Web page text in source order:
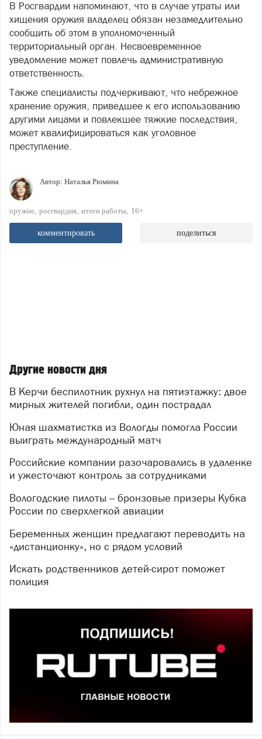
В Росгвардии напоминают, что в случае утраты или
хищения оружия владелец обязан незамедлительно
сообщить об этом в уполномоченный
территориальный орган. Несвоевременное
уведомление может повлечь административную
ответственность.
Также специалисты подчеркивают, что небрежное
хранение оружия, приведшее к его использованию
другими лицами и повлекшее тяжкие последствия,
может квалифицироваться как уголовное
преступление.
Автор: Наталья Рюмина
оружие росгвардия итоги работы 16+
комментировать поделиться
Другие новости дня
В Керчи беспилотник рухнул на пятиэтажку: двое
мирных жителей погибли, один пострадал
Юная шахматистка из Вологды помогла России
выиграть международный матч
Российские компании разочаровались в удаленке
и ужесточают контроль за сотрудниками
Вологодские пилоты – бронзовые призеры Кубка
России по сверхлегкой авиации
Беременных женщин предлагают переводить на
«дистанционку», но с рядом условий
Искать родственников детей-сирот поможет
полиция